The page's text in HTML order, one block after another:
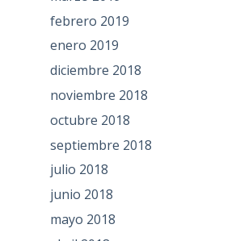
febrero 2019
enero 2019
diciembre 2018
noviembre 2018
octubre 2018
septiembre 2018
julio 2018
junio 2018
mayo 2018